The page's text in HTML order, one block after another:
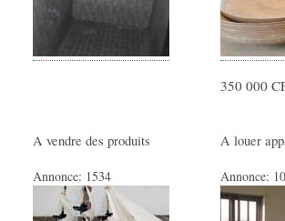
350 000
A vendre des produits
Annonce: 1534
A louer
Annonce: